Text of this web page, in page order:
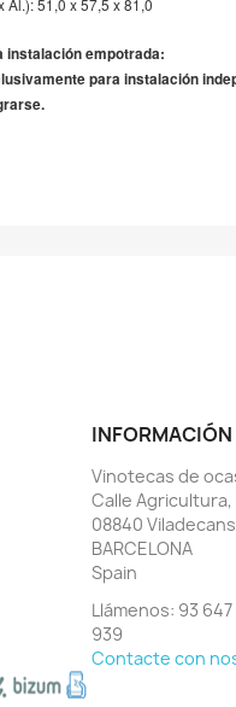
Al.): 51,0 x 57,5 ​​x 81,0
instalación empotrada:
para instalación
Vinotecas de
Calle Agricultura,
08840 Viladecans
BARCELONA
Spain
Llámenos: 93
939
Contacte con